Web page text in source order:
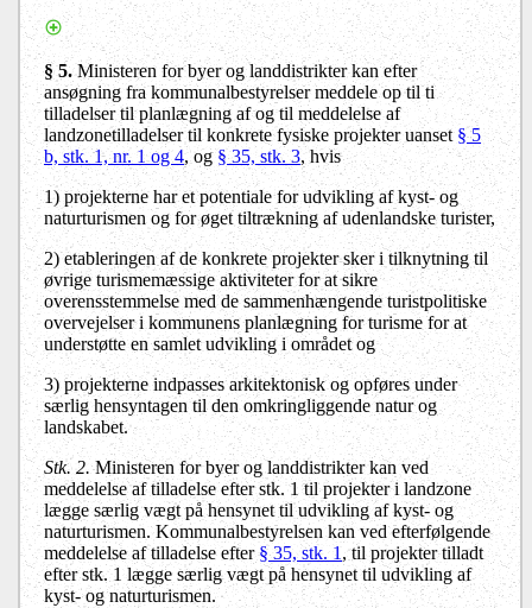
§ 5. Ministeren for byer og landdistrikter kan efter
ansøgning fra kommunalbestyrelser meddele op til ti
tilladelser til planlægning af og til meddelelse af
landzonetilladelser til konkrete fysiske projekter uanset§ 5
b, stk. 1, nr. 1 og 4, og§ 35, stk. 3, hvis
1)projekterne har et potentiale for udvikling af kyst- og
naturturismen og for øget tiltrækning af udenlandske turister,
2)etableringen af de konkrete projekter sker i tilknytning til
øvrige turismemæssige aktiviteter for at sikre
overensstemmelse med de sammenhængende turistpolitiske
overvejelser i kommunens planlægning for turisme for at
understøtte en samlet udvikling i området og
3) projekterne indpasses arkitektonisk og opføres under
særlig hensyntagen til den omkringliggende natur og
landskabet.
Stk. 2.Ministeren for byer og landdistrikter kan ved
meddelelse af tilladelse efter stk. 1 til projekter i landzone
lægge særlig vægt på hensynet til udvikling af kyst- og
naturturismen. Kommunalbestyrelsen kan ved efterfølgende
meddelelse af tilladelse efter§ 35, stk. 1 , til projekter tilladt
efter stk. 1 lægge særlig vægt på hensynet til udvikling af
kyst- og naturturismen.